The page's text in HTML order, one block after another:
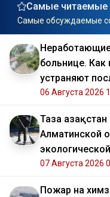
Самые читаемые
Самые обсуждаемые
больнице. Как
устраняют
06 Августа 2026
Таза
Алматинской
07 Августа 2026
Пожар на